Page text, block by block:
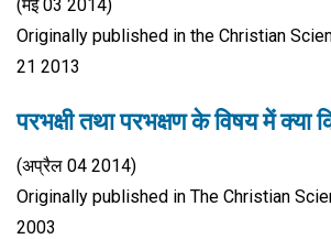
(मई 03 2014)
Originally published in the Christian
21 2013
परभक्षी तथा परभक्षण के विषय में क्या
(अप्रैल 04 2014)
Originally published in The Christian
2003